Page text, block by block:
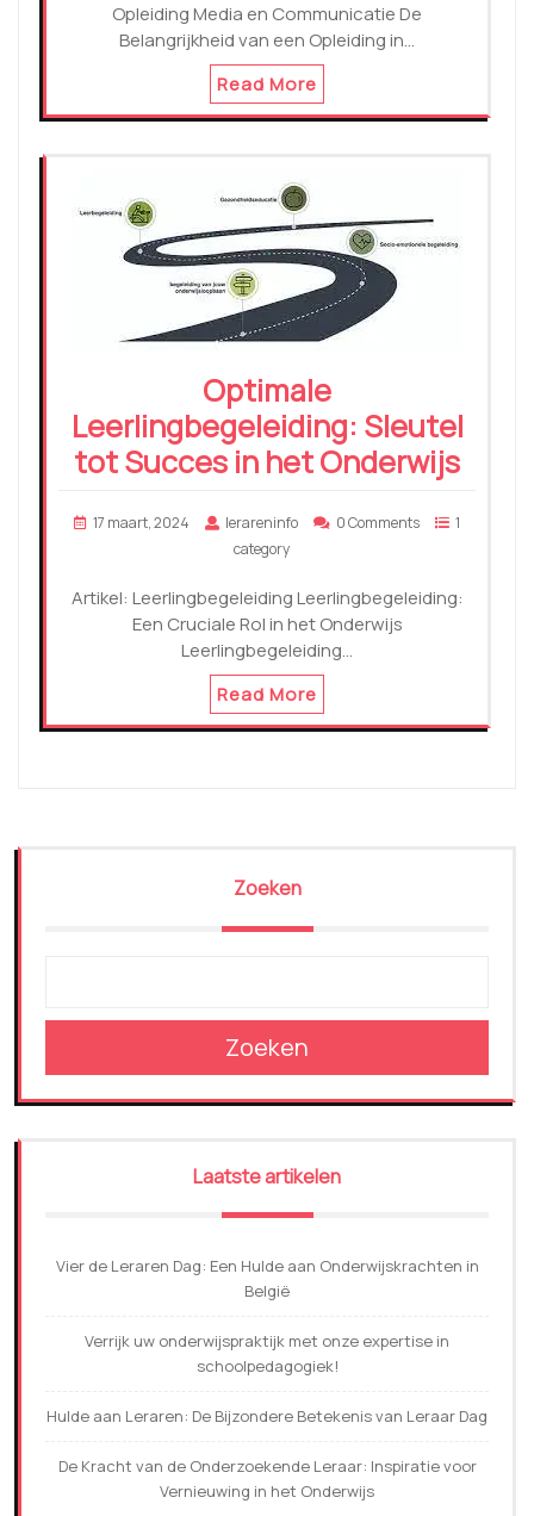
Opleiding Media en Communicatie De
Belangrijkheid van een Opleiding in…
Read More
Optimale
Leerlingbegeleiding: Sleutel
tot Succes in het Onderwijs
17 maart, 2024 lerareninfo 0 Comments
1
category
Artikel: Leerlingbegeleiding Leerlingbegeleiding:
Een Cruciale Rol in het Onderwijs
Leerlingbegeleiding…
Read More
Zoeken
Zoeken
Laatste artikelen
Vier de Leraren Dag: Een Hulde aan Onderwijskrachten in
België
Verrijk uw onderwijspraktijk met onze expertise in
schoolpedagogiek!
Hulde aan Leraren: De Bijzondere Betekenis van Leraar Dag
De Kracht van de Onderzoekende Leraar: Inspiratie voor
Vernieuwing in het Onderwijs